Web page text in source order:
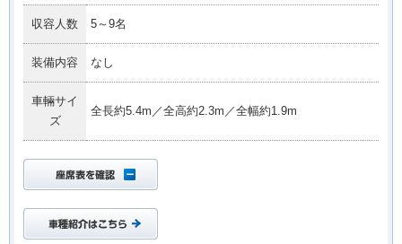
収容人数 5～9名
装備内容 なし
車輛サイ
ズ
全長約5.4m／全高約2.3m／全幅約1.9m